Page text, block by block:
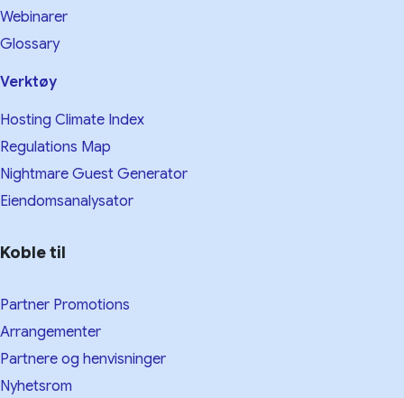
Webinarer
Glossary
Verktøy
Hosting Climate Index
Regulations Map
Nightmare Guest Generator
Eiendomsanalysator
Koble til
Partner Promotions
Arrangementer
Partnere og henvisninger
Nyhetsrom